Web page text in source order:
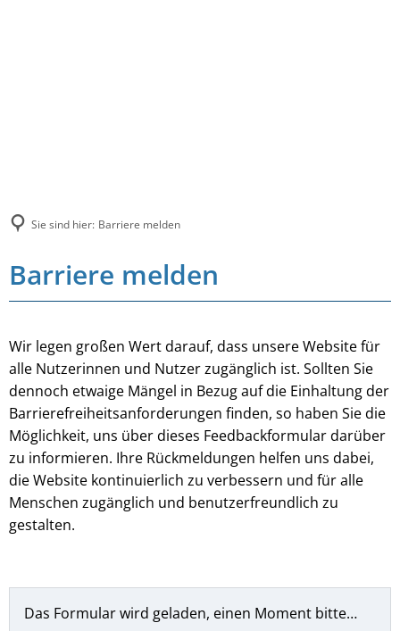
Sie sind hier: Barriere melden
Barriere melden
Wir legen großen Wert darauf, dass unsere Website für
alle Nutzerinnen und Nutzer zugänglich ist. Sollten Sie
dennoch etwaige Mängel in Bezug auf die Einhaltung der
Barrierefreiheitsanforderungen finden, so haben Sie die
Möglichkeit, uns über dieses Feedbackformular darüber
zu informieren. Ihre Rückmeldungen helfen uns dabei,
die Website kontinuierlich zu verbessern und für alle
Menschen zugänglich und benutzerfreundlich zu
gestalten.
Das Formular wird geladen, einen Moment bitte…